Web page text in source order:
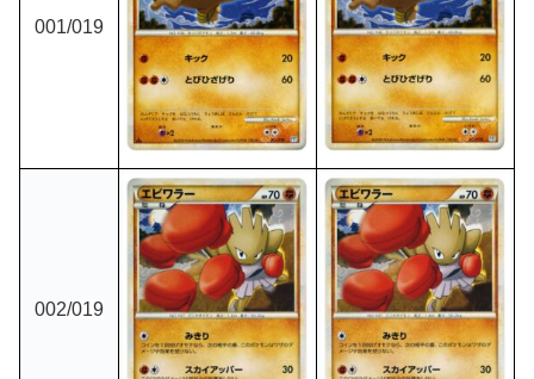
001/019
002/019